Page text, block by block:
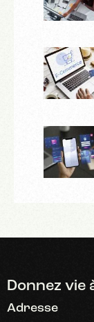
Donnez vie
Adresse